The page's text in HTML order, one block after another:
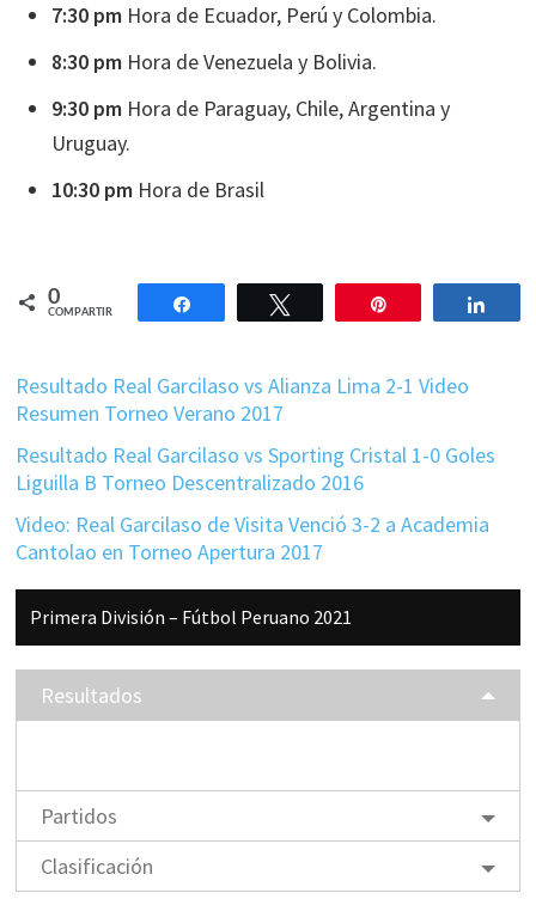
7:30 pm Hora de Ecuador, Perú y Colombia.
8:30 pm Hora de Venezuela y Bolivia.
9:30 pm Hora de Paraguay, Chile, Argentina y
Uruguay.
10:30 pm Hora de Brasil
0
COMPARTIR
Compartir
Resultado Real Garcilaso vs Alianza Lima 2-1 Video
Resumen Torneo Verano 2017
Resultado Real Garcilaso vs Sporting Cristal 1-0 Goles
Liguilla B Torneo Descentralizado 2016
Video: Real Garcilaso de Visita Venció 3-2 a Academia
Cantolao en Torneo Apertura 2017
Barra
lateral
principal
Primera División – Fútbol Peruano 2021
Resultados
Partidos
Clasificación